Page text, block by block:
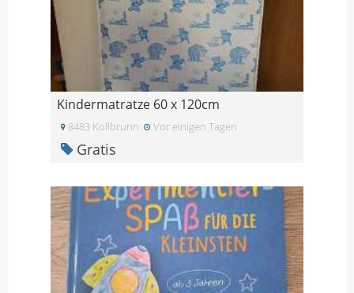
Kindermatratze 60 x 120cm
8483 Kollbrunn Vor einigen Tagen
Gratis